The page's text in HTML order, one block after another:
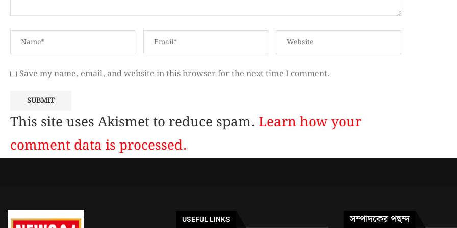
Save my name, email, and website in this browser for the next time I comment.
This site uses Akismet to reduce spam. Learn how your
comment data is processed.
USEFUL LINKS সম্পাদকের পছন্দ